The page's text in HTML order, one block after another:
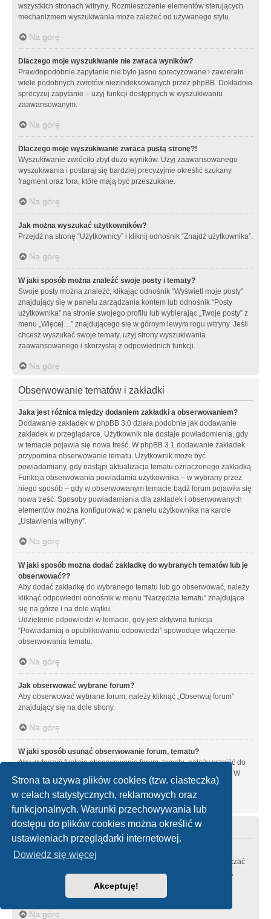
Strona ta używa plików cookies (tzw. ciasteczka)
w celach statystycznych, reklamowych oraz
funkcjonalnych. Warunki przechowywania lub
dostępu do plików cookies można określić w
ustawieniach przeglądarki internetowej.
Dowiedz się więcej
Akceptuję!
wszystkich stronach witryny. Rozmieszczenie elementów sterujących
mechanizmem wyszukiwania może zależeć od używanego stylu.
Na górę
Dlaczego moje wyszukiwanie nie zwraca wyników?
Prawdopodobnie zapytanie nie było jasno sprecyzowane i zawierało
wiele podobnych zwrotów niezindeksowanych przez phpBB. Dokładnie
sprecyzuj zapytanie – użyj funkcji dostępnych w wyszukiwaniu
zaawansowanym.
Na górę
Dlaczego moje wyszukiwanie zwraca pustą stronę?!
Wyszukiwanie zwróciło zbyt dużo wyników. Użyj zaawansowanego
wyszukiwania i postaraj się bardziej precyzyjnie określić szukany
fragment oraz fora, które mają być przeszukane.
Na górę
Jak można wyszukać użytkowników?
Przejdź na stronę “Użytkownicy” i kliknij odnośnik “Znajdź użytkownika”.
Na górę
W jaki sposób można znaleźć swoje posty i tematy?
Swoje posty można znaleźć, klikając odnośnik “Wyświetl moje posty”
znajdujący się w panelu zarządzania kontem lub odnośnik “Posty
użytkownika” na stronie swojego profilu lub wybierając „Twoje posty” z
menu „Więcej…” znajdującego się w górnym lewym rogu witryny. Jeśli
chcesz wyszukać swoje tematy, użyj strony wyszukiwania
zaawansowanego i skorzystaj z odpowiednich funkcji.
Na górę
Obserwowanie tematów i zakładki
Jaka jest różnica między dodaniem zakładki a obserwowaniem?
Dodawanie zakładek w phpBB 3.0 działa podobnie jak dodawanie
zakładek w przeglądarce. Użytkownik nie dostaje powiadomienia, gdy
w temacie pojawia się nowa treść. W phpBB 3.1 dodawanie zakładek
przypomina obserwowanie tematu. Użytkownik może być
powiadamiany, gdy nastąpi aktualizacja tematu oznaczonego zakładką.
Funkcja obserwowania powiadamia użytkownika – w wybrany przez
niego sposób – gdy w obserwowanym temacie bądź forum pojawiła się
nowa treść. Sposoby powiadamiania dla zakładek i obserwowanych
elementów można konfigurować w panelu użytkownika na karcie
„Ustawienia witryny”.
Na górę
W jaki sposób można dodać zakładkę do wybranych tematów lub je
obserwować??
Aby dodać zakładkę do wybranego tematu lub go obserwować, należy
kliknąć odpowiedni odnośnik w menu “Narzędzia tematu” znajdujące
się na górze i na dole wątku.
Udzielenie odpowiedzi w temacie, gdy jest aktywna funkcja
“Powiadamiaj o opublikowaniu odpowiedzi” spowoduje włączenie
obserwowania tematu.
Na górę
Jak obserwować wybrane forum?
Aby obserwować wybrane forum, należy kliknąć „Obserwuj forum”
znajdujący się na dole strony.
Na górę
W jaki sposób usunąć obserwowanie forum, tematu?
Aby wyłączyć funkcję obserwowania forum, tematu, należy przejść do
panelu zarządzania kontem i następnie do karty “Obserwowane”. W
tym miejscu można wyłączyć obserwowanie forów i tematów.
Na górę
Załączniki
Jakie typy załączników są dozwolone na tej witrynie?
Każdy administrator witryny może zezwolić lub zabronić zamieszczać
pewne typy załączników. Jeśli nie masz pewności zamieszczanie,
jakich typów załączników jest zabronione, skontaktuj się z
administratorem witryny.
Na górę